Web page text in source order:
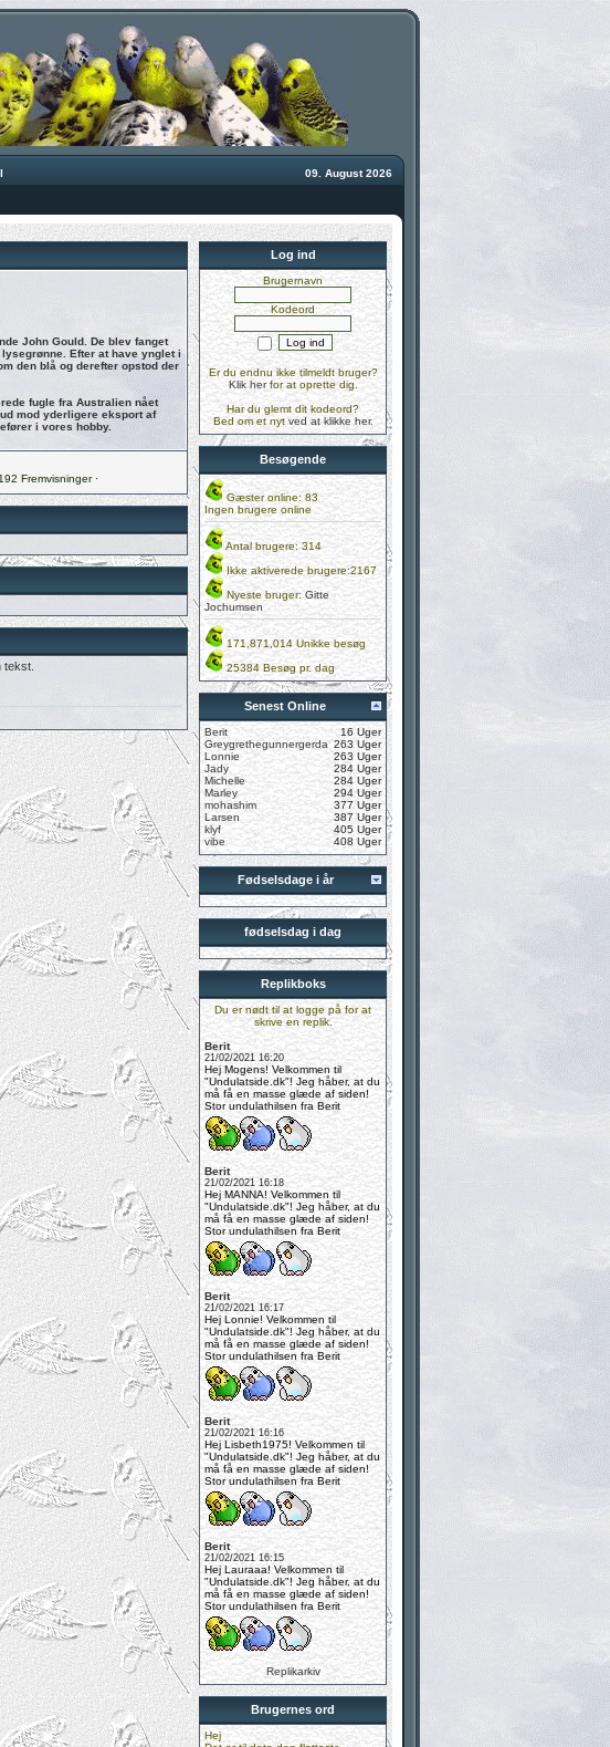
09. August 2026
John Gould. De blev fanget
Efter at have ynglet i
den blå og derefter opstod der
fugle fra Australien nået
mod yderligere eksport af
i vores hobby.
Fremvisninger ·
Log ind
Brugernavn
Kodeord
Er du endnu ikke tilmeldt bruger?
Klik herfor at oprette dig.
Har du glemt dit kodeord?
Bed om et nytved at klikke her.
Besøgende
Gæster online: 83
Ingen brugere online
Antal brugere: 314
Ikke aktiverede brugere:2167
Nyeste bruger:Gitte
Jochumsen
171,871,014 Unikke besøg
25384 Besøg pr. dag
Senest Online
Berit
16 Uger
Greygrethegunnergerda 263 Uger
Lonnie
263 Uger
Jady
284 Uger
Michelle
284 Uger
Marley
294 Uger
mohashim
377 Uger
Larsen
387 Uger
klyf
405 Uger
vibe
408 Uger
Fødselsdage i år
fødselsdag i dag
Replikboks
Du er nødt til at logge på for at
skrive en replik.
Berit
21/02/2021 16:20
Hej Mogens! Velkommen til
"Undulatside.dk"! Jeg håber, at du
må få en masse glæde af siden!
Stor undulathilsen fra Berit
Berit
21/02/2021 16:18
Hej MANNA! Velkommen til
"Undulatside.dk"! Jeg håber, at du
må få en masse glæde af siden!
Stor undulathilsen fra Berit
Berit
21/02/2021 16:17
Hej Lonnie! Velkommen til
"Undulatside.dk"! Jeg håber, at du
må få en masse glæde af siden!
Stor undulathilsen fra Berit
Berit
21/02/2021 16:16
Hej Lisbeth1975! Velkommen til
"Undulatside.dk"! Jeg håber, at du
må få en masse glæde af siden!
Stor undulathilsen fra Berit
Berit
21/02/2021 16:15
Hej Lauraaa! Velkommen til
"Undulatside.dk"! Jeg håber, at du
må få en masse glæde af siden!
Stor undulathilsen fra Berit
Replikarkiv
Brugernes ord
Hej